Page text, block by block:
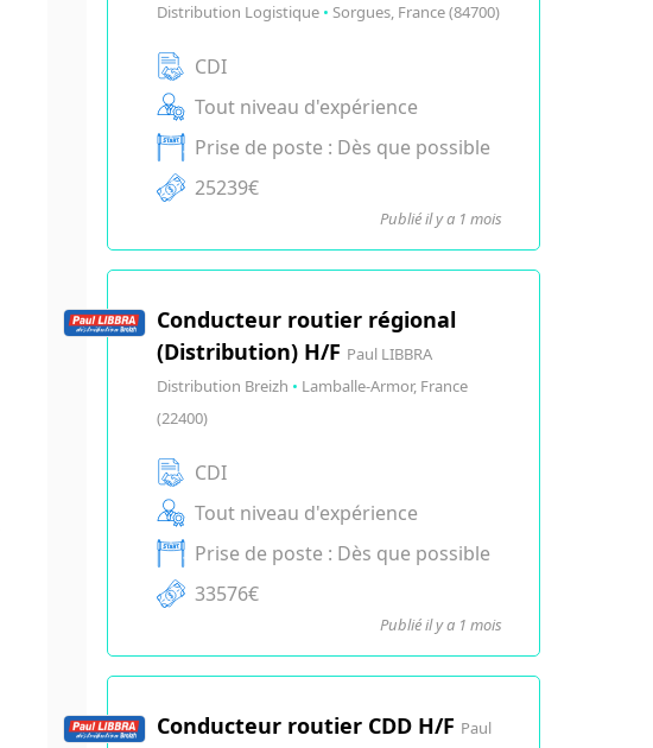
Distribution Logistique • Sorgues, France (84700)
CDI
Tout niveau d'expérience
Prise de poste : Dès que possible
25239€
Publié il y a 1 mois
Conducteur routier régional
(Distribution) H/F Paul LIBBRA
Distribution Breizh • Lamballe-Armor, France
(22400)
CDI
Tout niveau d'expérience
Prise de poste : Dès que possible
33576€
Publié il y a 1 mois
Conducteur routier CDD H/F Paul